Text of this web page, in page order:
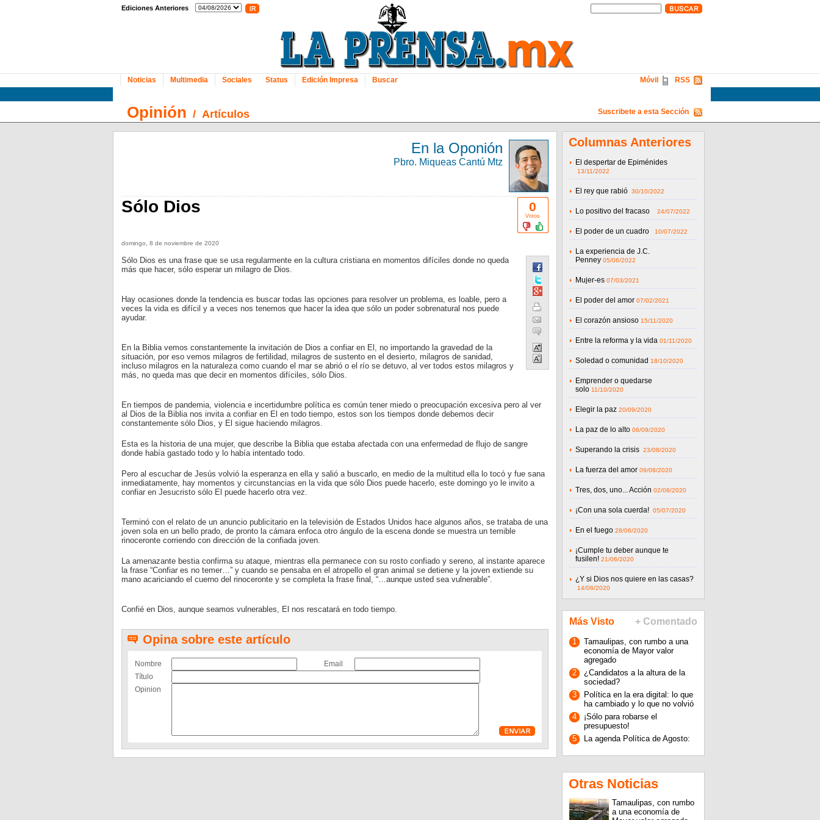
Ediciones Anteriores
Noticias Multimedia Sociales Status Edición Impresa Buscar RSS
Móvil
Opinión / Artículos Suscribete a esta Sección
En la Oponión
Pbro. Miqueas Cantú Mtz
0
Votos
Sólo Dios
domingo, 8 de noviembre de 2020
Sólo Dios es una frase que se usa regularmente en la cultura cristiana en momentos difíciles donde no queda
más que hacer, sólo esperar un milagro de Dios.
Hay ocasiones donde la tendencia es buscar todas las opciones para resolver un problema, es loable, pero a
veces la vida es difícil y a veces nos tenemos que hacer la idea que sólo un poder sobrenatural nos puede
ayudar.
En la Biblia vemos constantemente la invitación de Dios a confiar en El, no importando la gravedad de la
situación, por eso vemos milagros de fertilidad, milagros de sustento en el desierto, milagros de sanidad,
incluso milagros en la naturaleza como cuando el mar se abrió o el río se detuvo, al ver todos estos milagros y
más, no queda mas que decir en momentos difíciles, sólo Dios.
En tiempos de pandemia, violencia e incertidumbre política es común tener miedo o preocupación excesiva pero al ver
al Dios de la Biblia nos invita a confiar en El en todo tiempo, estos son los tiempos donde debemos decir
constantemente sólo Dios, y El sigue haciendo milagros.
Esta es la historia de una mujer, que describe la Biblia que estaba afectada con una enfermedad de flujo de sangre
donde había gastado todo y lo había intentado todo.
Pero al escuchar de Jesús volvió la esperanza en ella y salió a buscarlo, en medio de la multitud ella lo tocó y fue sana
inmediatamente, hay momentos y circunstancias en la vida que sólo Dios puede hacerlo, este domingo yo le invito a
confiar en Jesucristo sólo El puede hacerlo otra vez.
Terminó con el relato de un anuncio publicitario en la televisión de Estados Unidos hace algunos años, se trataba de una
joven sola en un bello prado, de pronto la cámara enfoca otro ángulo de la escena donde se muestra un temible
rinoceronte corriendo con dirección de la confiada joven.
La amenazante bestia confirma su ataque, mientras ella permanece con su rosto confiado y sereno, al instante aparece
la frase “Confiar es no temer…” y cuando se pensaba en el atropello el gran animal se detiene y la joven extiende su
mano acariciando el cuerno del rinoceronte y se completa la frase final, “…aunque usted sea vulnerable”.
Confié en Dios, aunque seamos vulnerables, El nos rescatará en todo tiempo.
Opina sobre este artículo
Nombre
Email
Título
Opinion
Columnas Anteriores
El despertar de Epiménides
13/11/2022
El rey que rabió 30/10/2022
Lo positivo del fracaso 24/07/2022
El poder de un cuadro 10/07/2022
La experiencia de J.C.
Penney 05/06/2022
Mujer-es 07/03/2021
El poder del amor 07/02/2021
El corazón ansioso 15/11/2020
Entre la reforma y la vida 01/11/2020
Soledad o comunidad 18/10/2020
Emprender o quedarse
solo 11/10/2020
Elegir la paz 20/09/2020
La paz de lo alto 06/09/2020
Superando la crisis 23/08/2020
La fuerza del amor 09/08/2020
Tres, dos, uno... Acción 02/08/2020
¡Con una sola cuerda! 05/07/2020
En el fuego 28/06/2020
¡Cumple tu deber aunque te
fusilen! 21/06/2020
¿Y si Dios nos quiere en las casas?
14/06/2020
Más Visto + Comentado
1
Tamaulipas, con rumbo a una
economía de Mayor valor
agregado
2
¿Candidatos a la altura de la
sociedad?
3
Política en la era digital: lo que
ha cambiado y lo que no volvió
4
¡Sólo para robarse el
presupuesto!
5
La agenda Política de Agosto:
Otras Noticias
Tamaulipas, con rumbo
a una economía de